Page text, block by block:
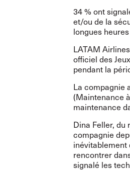
34 % ont
et/ou de la
longues
LATAM
officiel des
pendant la
La compagnie
(Maintenance
maintenance
Dina Feller, du
compagnie
inévitablement
rencontrer
signalé les